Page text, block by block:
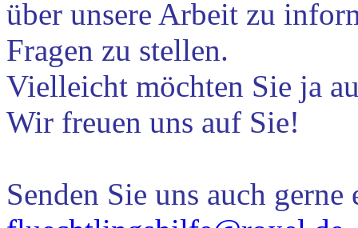
über unsere Arbeit zu
Fragen zu stellen.
Vielleicht möchten Sie ja
Wir freuen uns auf Sie!
Senden Sie uns auch